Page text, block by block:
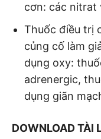
cơn: các nitrat
Thuốc điều trị
củng cố làm
dụng oxy:
adrenergic,
dụng giãn
DOWNLOAD TÀI